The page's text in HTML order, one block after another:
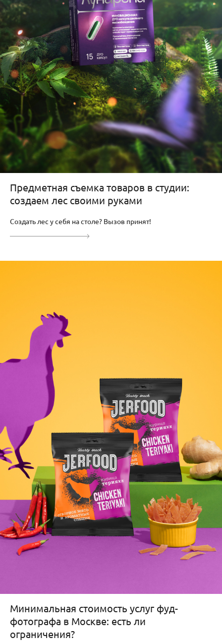
Предметная съемка товаров в студии:
создаем лес своими руками
Создать лес у себя на столе? Вызов принят!
Минимальная стоимость услуг фуд-
фотографа в Москве: есть ли
ограничения?